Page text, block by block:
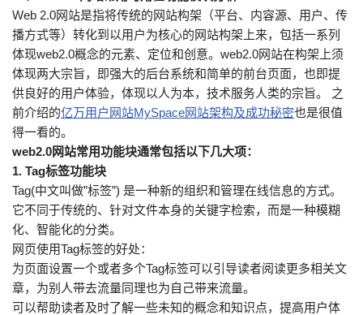
Web 2.0网站是指将传统的网站构架（平台、内容源、用户、传
播方式等）转化到以用户为核心的网站构架上来，包括一系列
体现web2.0概念的元素、定位和创意。web2.0网站在构架上须
体现两大宗旨，即强大的后台系统和简单的前台页面，也即提
供良好的用户体验，体现以人为本，技术服务人类的宗旨。 之
前介绍的亿万用户网站MySpace网站架构及成功秘密也是很值
得一看的。
web2.0网站常用功能块通常包括以下几大项：
1. Tag标签功能块
Tag(中文叫做”标签”) 是一种新的组织和管理在线信息的方式。
它不同于传统的、针对文件本身的关键字检索，而是一种模糊
化、智能化的分类。
网页使用Tag标签的好处：
为页面设置一个或者多个Tag标签可以引导读者阅读更多相关文
章，为别人带去流量同理也为自己带来流量。
可以帮助读者及时了解一些未知的概念和知识点，提高用户体